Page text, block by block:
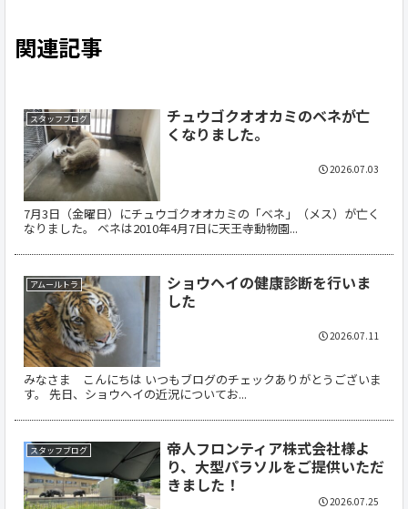
関連記事
スタッフブログ
チュウゴクオオカミのベネが亡
くなりました。
7月3日（金曜日）にチュウゴクオオカミの「ベネ」（メス）が亡く
なりました。 ベネは2010年4月7日に天王寺動物園...
2026.07.03
アムールトラ
ショウヘイの健康診断を行いま
した
みなさま こんにちは いつもブログのチェックありがとうございま
す。 先日、ショウヘイの近況についてお...
2026.07.11
スタッフブログ
帝人フロンティア株式会社様よ
り、大型パラソルをご提供いただ
きました！
2026.07.25